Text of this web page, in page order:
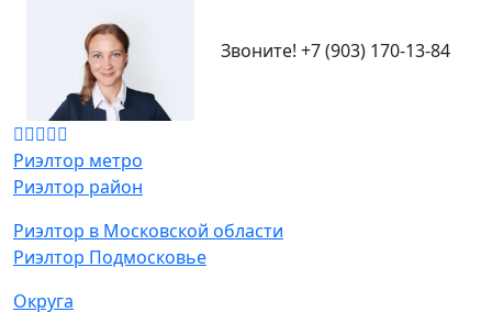
Звоните! +7 (903) 170-13-84
Риэлтор метро
Риэлтор район
Риэлтор в Московской области
Риэлтор Подмосковье
Округа